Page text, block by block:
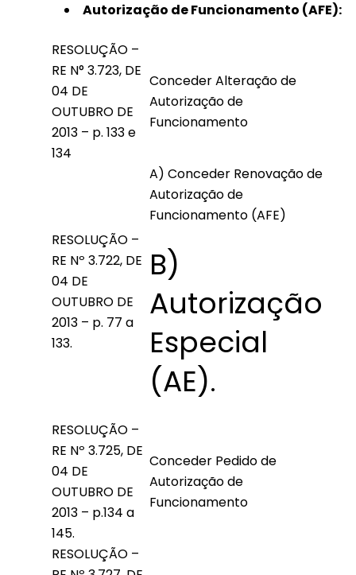
Autorização de Funcionamento (AFE):
RESOLUÇÃO –
RE N° 3.723, DE
04 DE
OUTUBRO DE
2013 – p. 133 e
134
Conceder Alteração de
Autorização de
Funcionamento
RESOLUÇÃO –
RE Nº 3.722, DE
04 DE
OUTUBRO DE
2013 – p. 77 a
133.
A) Conceder Renovação de
Autorização de
Funcionamento (AFE)
B)
Autorização
Especial
(AE).
RESOLUÇÃO –
RE Nº 3.725, DE
04 DE
OUTUBRO DE
2013 – p.134 a
145.
Conceder Pedido de
Autorização de
Funcionamento
RESOLUÇÃO –